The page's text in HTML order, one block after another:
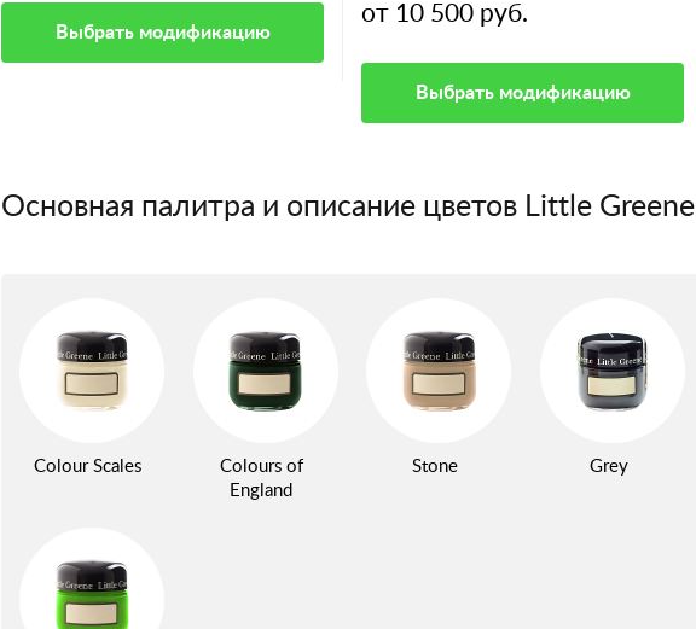
Выбрать модификацию
от 10 500 руб.
Выбрать модификацию
Основная палитра и описание цветов Little Greene
Colour Scales
Colours of
England
Stone Grey